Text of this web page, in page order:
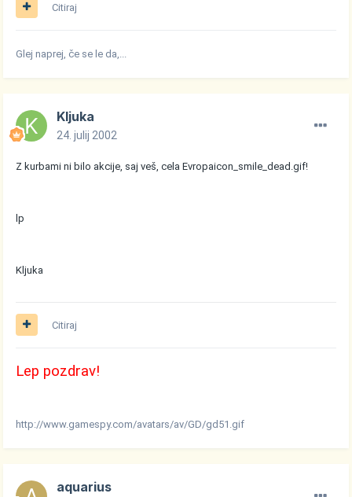
Citiraj
Glej naprej, če se le da,...
Kljuka
24. julij 2002
Z kurbami ni bilo akcije, saj veš, cela Evropaicon_smile_dead.gif!
lp
Kljuka
Citiraj
Lep pozdrav!
http://www.gamespy.com/avatars/av/GD/gd51.gif
aquarius